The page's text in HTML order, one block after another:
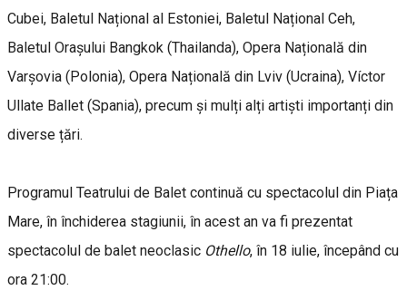
Cubei, Baletul Național al Estoniei, Baletul Național Ceh,
Baletul Orașului Bangkok (Thailanda), Opera Națională din
Varșovia (Polonia), Opera Națională din Lviv (Ucraina), Víctor
Ullate Ballet (Spania), precum și mulți alți artiști importanți din
diverse țări.
Programul Teatrului de Balet continuă cu spectacolul din Piața
Mare, în închiderea stagiunii, în acest an va fi prezentat
spectacolul de balet neoclasic Othello, în 18 iulie, începând cu
ora 21:00.